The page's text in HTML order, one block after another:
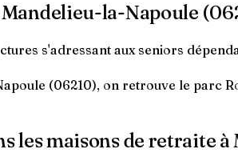
la-Napoule
s'adressant aux seniors
(06210), on retrouve le parc
les maisons de retraite